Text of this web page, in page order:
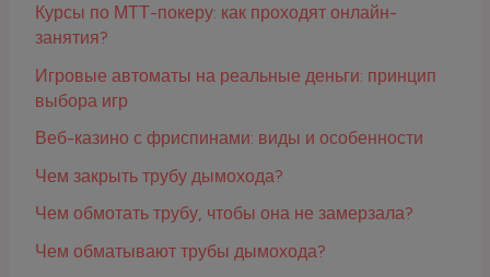
Курсы по МТТ-покеру: как проходят онлайн-
занятия?
Игровые автоматы на реальные деньги: принцип
выбора игр
Веб-казино с фриспинами: виды и особенности
Чем закрыть трубу дымохода?
Чем обмотать трубу, чтобы она не замерзала?
Чем обматывают трубы дымохода?